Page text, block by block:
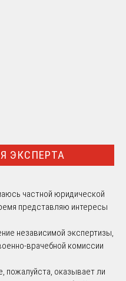
ЭКСПЕРТА
частной юридической
представляю интересы
независимой экспертизы,
врачебной комиссии
пожалуйста, оказывает ли